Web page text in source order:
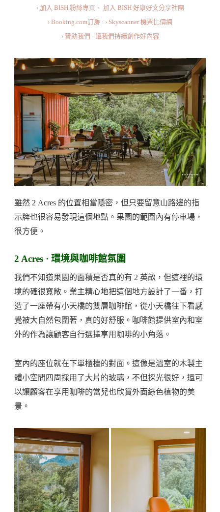
包
圍
著
茶
是
這
樣
子
的！
2
Acres:
A
Within
In
Balik
Pulau
› 加入 BISH 粉絲專頁、 加入 BISH 好康好文分享社團
› Booking.com訂房 · › Skyscanner 機票比價網
› 贊助我們 · 讓我們持續創作好內容
雖然 2 Acres 的位置相當隱密，但只要留意山路邊的指
示牌也很容易發現這個地點。果園的範圍內有停車場，
很方便。
2 Acres · 環境與咖啡館氛圍
我們不知道果園的面積是否真的有 2 英畝，但這裡的環
境的確很寬敞。業主精心地把這個地方設計了一番，打
造了一座帶有小天橋的雙層咖啡館，從小天橋往下看感
覺被大自然包圍著，真的好舒服。咖啡館提供室內和室
外的作為讓顧客自行選擇享用咖啡的小角落。
室內的座位就在下單櫃檯的對面。這像是溫室的木製主
體小空間四周採用了大片的玻璃，不但採光很好，還可
以讓顧客在享用咖啡的當兒也欣賞外面綠色植物的美
景。